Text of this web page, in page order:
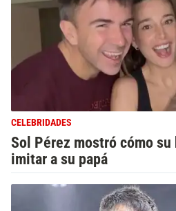
CELEBRIDADES
Sol Pérez mostró cómo
imitar a su papá